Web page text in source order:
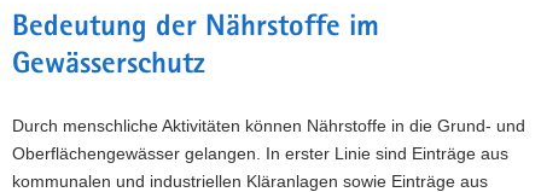
a
v
i
a
t
i
Bedeutung der Nährstoffe im
Gewässerschutz
Durch menschliche Aktivitäten können Nährstoffe in die Grund- und
Oberflächengewässer gelangen. In erster Linie sind Einträge aus
kommunalen und industriellen Kläranlagen sowie Einträge aus